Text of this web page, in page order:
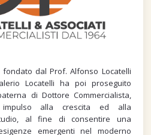
dal Prof. Alfonso Locatelli
Locatelli ha poi proseguito
di Dottore Commercialista,
alla crescita ed alla
al fine di consentire una
emergenti nel moderno